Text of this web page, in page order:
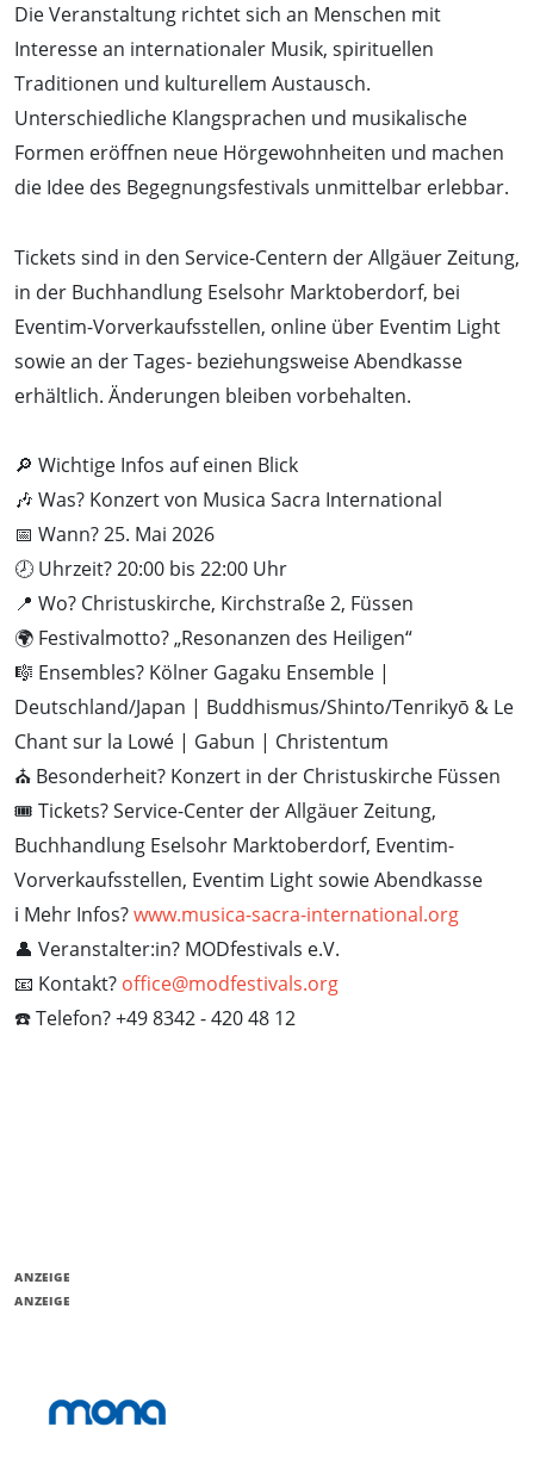
Die Veranstaltung richtet sich an Menschen mit
Interesse an internationaler Musik, spirituellen
Traditionen und kulturellem Austausch.
Unterschiedliche Klangsprachen und musikalische
Formen eröffnen neue Hörgewohnheiten und machen
die Idee des Begegnungsfestivals unmittelbar erlebbar.
Tickets sind in den Service-Centern der Allgäuer Zeitung,
in der Buchhandlung Eselsohr Marktoberdorf, bei
Eventim-Vorverkaufsstellen, online über Eventim Light
sowie an der Tages- beziehungsweise Abendkasse
erhältlich. Änderungen bleiben vorbehalten.
🔎 Wichtige Infos auf einen Blick
🎶 Was? Konzert von Musica Sacra International
📅 Wann? 25. Mai 2026
🕗 Uhrzeit? 20:00 bis 22:00 Uhr
📍 Wo? Christuskirche, Kirchstraße 2, Füssen
🌍 Festivalmotto? „Resonanzen des Heiligen“
🎼 Ensembles? Kölner Gagaku Ensemble |
Deutschland/Japan | Buddhismus/Shinto/Tenrikyō & Le
Chant sur la Lowé | Gabun | Christentum
⛪ Besonderheit? Konzert in der Christuskirche Füssen
🎟️ Tickets? Service-Center der Allgäuer Zeitung,
Buchhandlung Eselsohr Marktoberdorf, Eventim-
Vorverkaufsstellen, Eventim Light sowie Abendkasse
ℹ️ Mehr Infos?www.musica-sacra-international.org
👤 Veranstalter:in? MODfestivals e.V.
📧 Kontakt? office@modfestivals.org
☎️ Telefon? +49 8342 - 420 48 12
ANZEIGE
ANZEIGE